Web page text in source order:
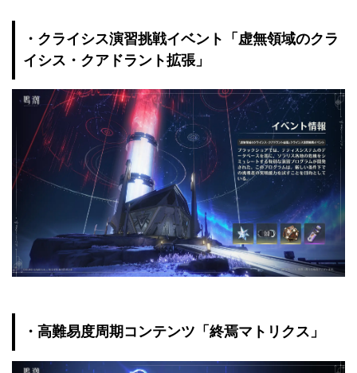
・クライシス演習挑戦イベント「虚無領域のクラ
イシス・クアドラント拡張」
・高難易度周期コンテンツ「終焉マトリクス」